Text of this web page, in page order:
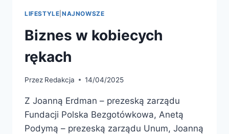
LIFESTYLE NAJNOWSZE
Biznes w kobiecych
rękach
Przez Redakcja 14/04/2025
Z Joanną Erdman – prezeską zarządu
Fundacji Polska Bezgotówkowa, Anetą
Podymą – prezeską zarządu Unum, Joanną